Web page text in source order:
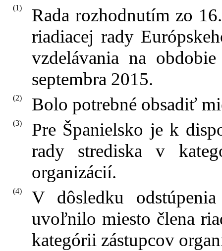
(1)
Rada rozhodnutím zo
riadiacej rady
vzdelávania na
septembra 2015.
(2) Bolo potrebné obsadiť
(3)
Pre Španielsko je k
rady strediska v
organizácií.
(4)
V dôsledku
uvoľnilo miesto člena
kategórii zástupcov